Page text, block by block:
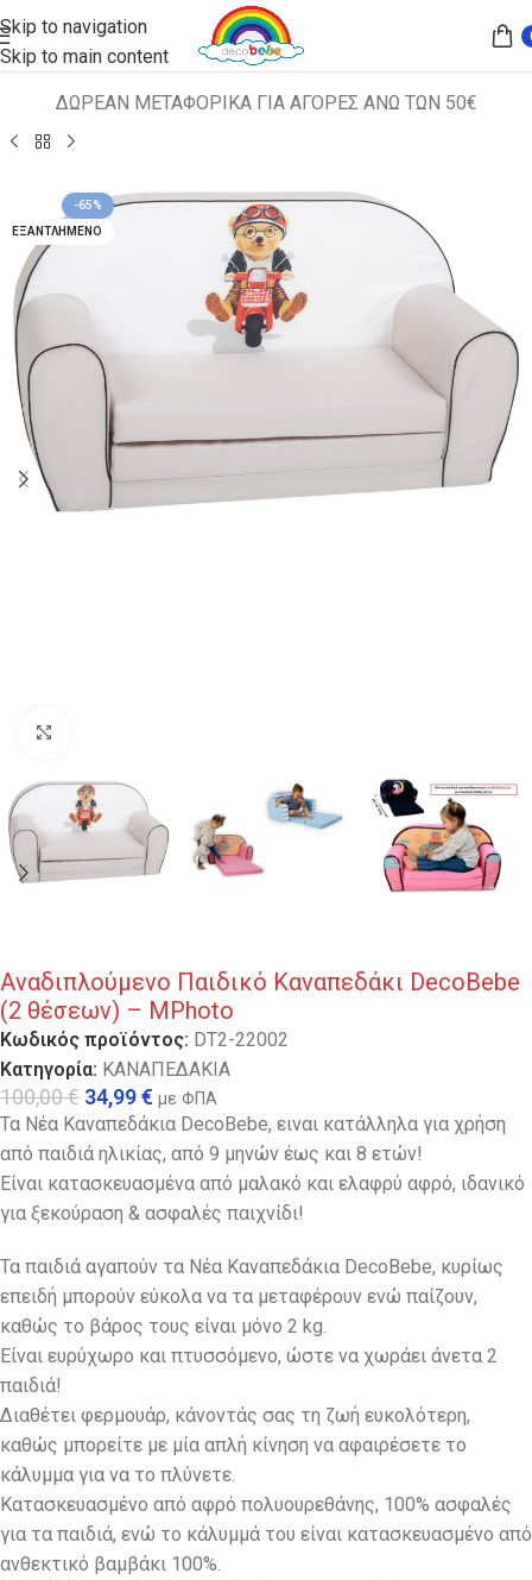
Skip to navigation
Skip to main content
ΔΩΡΕΑΝ ΜΕΤΑΦΟΡΙΚΑ ΓΙΑ ΑΓΟΡΕΣ ΑΝΩ ΤΩΝ 50€
Αρχική σελίδα ΠΑΙΔΙΚΑ ΚΑΘΙΣΜΑΤΑ ΚΑΝΑΠΕΔΑΚΙΑ
-65%
ΕΞΑΝΤΛΗΜΈΝΟ
Αναδιπλούμενο Παιδικό Καναπεδάκι DecoBebe
(2 θέσεων) – MPhoto
Κωδικός προϊόντος: DT2-22002
Κατηγορία: ΚΑΝΑΠΕΔΑΚΙΑ
100,00€ 34,99€ με ΦΠΑ
Τα Νέα Καναπεδάκια DecoBebe, ειναι κατάλληλα για χρήση
από παιδιά ηλικίας, από 9 μηνών έως και 8 ετών!
Είναι κατασκευασμένα από μαλακό και ελαφρύ αφρό, ιδανικό
για ξεκούραση & ασφαλές παιχνίδι!
Τα παιδιά αγαπούν τα Νέα Καναπεδάκια DecoBebe, κυρίως
επειδή μπορούν εύκολα να τα μεταφέρουν ενώ παίζουν,
καθώς το βάρος τους είναι μόνο 2 kg.
Eίναι ευρύχωρο και πτυσσόμενο, ώστε να χωράει άνετα 2
παιδιά!
Διαθέτει φερμουάρ, κάνοντάς σας τη ζωή ευκολότερη,
καθώς μπορείτε με μία απλή κίνηση να αφαιρέσετε το
κάλυμμα για να το πλύνετε.
Κατασκευασμένο από αφρό πολυουρεθάνης, 100% ασφαλές
για τα παιδιά, ενώ το κάλυμμά του είναι κατασκευασμένο από
ανθεκτικό βαμβάκι 100%.